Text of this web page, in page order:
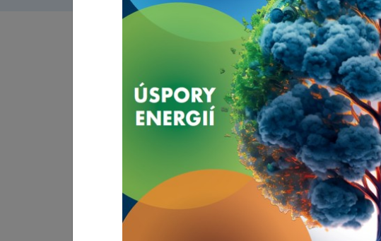
INFOTHERMA 2026
Mezinárodní výstavy, kongresy a další akce zaměřené na
Hlavním posláním výstavy je prezentovat nejmodernější
potencionálním zákazníkům dokáží snížit rostoucí náklady